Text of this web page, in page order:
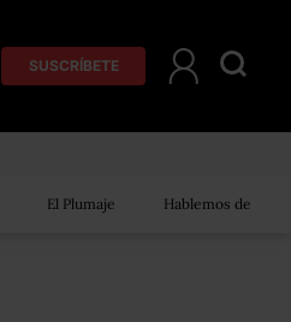
SUSCRÍBETE
El Plumaje Hablemos de